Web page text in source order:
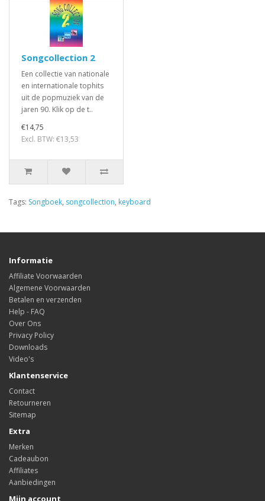
Songcollection 2
Een collectie van nationale
en internationale tophits
uit de popmuziek van de
jaren 90. Klik op de t..
€14,75
Excl. BTW: €13,53
Tags: Songboek, songcollection, keyboard
Informatie
Affiliate Voorwaarden
Algemene Voorwaarden
Betalen en verzenden
Help - FAQ
Over Ons
Privacy Policy
Downloads
Video's
Klantenservice
Contact
Retourneren
Sitemap
Extra
Merken
Cadeaubon
Affiliates
Aanbiedingen
Mijn account